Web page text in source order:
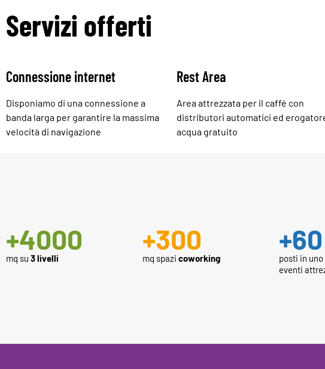
Servizi offerti
Connessione internet
Disponiamo di una connessione a
banda larga per garantire la massima
velocità di navigazione
Rest Area
Area attrezzata per il caffè con
distributori automatici ed
acqua gratuito
+4000
mq su 3 livelli
+300
mq spazi coworking
+60
posti in
eventi